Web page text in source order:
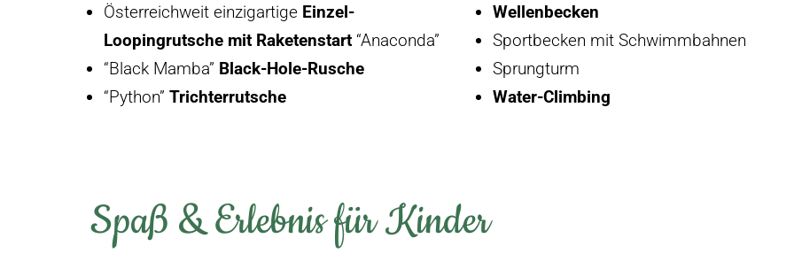
Österreichweit einzigartige Einzel-
Loopingrutsche mit Raketenstart “Anaconda”
“Black Mamba” Black-Hole-Rusche
“Python” Trichterrutsche
Wellenbecken
Sportbecken mit Schwimmbahnen
Sprungturm
Water-Climbing
Spaß & Erlebnis für Kinder